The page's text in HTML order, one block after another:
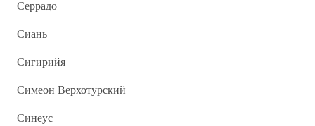
Серрадо
Сиань
Сигирийя
Симеон Верхотурский
Синеус